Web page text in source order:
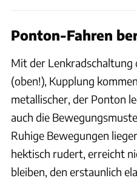
Ponton-Fahren
Mit der Lenkradschaltung
(oben!), Kupplung
metallischer, der Ponton
auch die
Ruhige Bewegungen
hektisch rudert, erreicht
bleiben, den erstaunlich